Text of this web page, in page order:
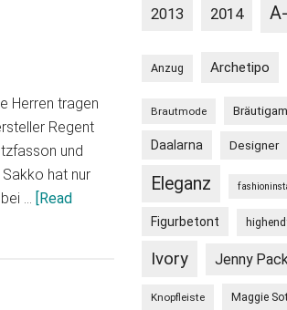
Herren tragen
Regent
und
hat nur
… [Read
2013 2014
Anzug Archetipo
Brautmode Bräutigam
Daalarna Designer
Eleganz
Figurbetont
Ivory Jenny
Knopfleiste Maggie